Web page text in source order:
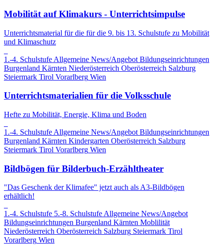
Mobilität auf Klimakurs - Unterrichtsimpulse
Unterrichtsmaterial für die für die 9. bis 13. Schulstufe zu Mobilität
und Klimaschutz
1.-4. Schulstufe Allgemeine News/Angebot Bildungseinrichtungen
Burgenland Kärnten Niederösterreich Oberösterreich Salzburg
Steiermark Tirol Vorarlberg Wien
Unterrichtsmaterialien für die Volksschule
Hefte zu Mobilität, Energie, Klima und Boden
1.-4. Schulstufe Allgemeine News/Angebot Bildungseinrichtungen
Burgenland Kärnten Kindergarten Oberösterreich Salzburg
Steiermark Tirol Vorarlberg Wien
Bildbögen für Bilderbuch-Erzähltheater
"Das Geschenk der Klimafee" jetzt auch als A3-Bildbögen
erhältlich!
1.-4. Schulstufe 5.-8. SchulstufeAllgemeine News/Angebot
Bildungseinrichtungen Burgenland Kärnten Moblilität
Niederösterreich Oberösterreich Salzburg Steiermark Tirol
Vorarlberg Wien